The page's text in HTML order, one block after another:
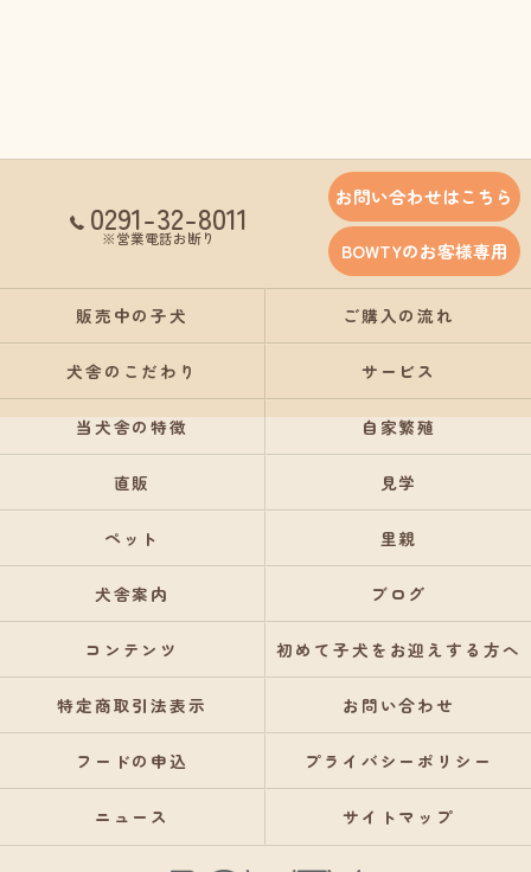
0291-32-8011
※営業電話お断り
お問い合わせはこちら
BOWTYのお客様専用
販売中の子犬 ご購入の流れ
犬舎のこだわり サービス
当犬舎の特徴 自家繁殖
直販 見学
ペット 里親
犬舎案内 ブログ
コンテンツ 初めて子犬をお迎えする方へ
特定商取引法表示 お問い合わせ
フードの申込 プライバシーポリシー
ニュース サイトマップ